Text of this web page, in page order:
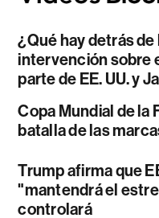
¿Qué hay detrás de
intervención sobre
parte de EE. UU. y
Copa Mundial de la
batalla de las
Trump afirma que
"mantendrá el
controlará